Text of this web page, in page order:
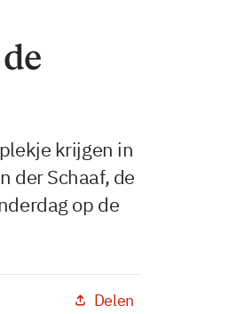
krijgen in
der Schaaf, de
op de
Delen